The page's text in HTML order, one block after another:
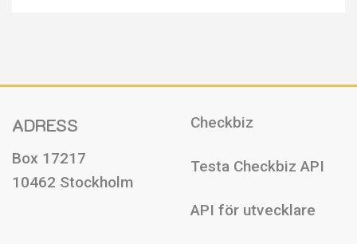
ADRESS
Box 17217
10462 Stockholm
Checkbiz
Testa Checkbiz API
API för utvecklare